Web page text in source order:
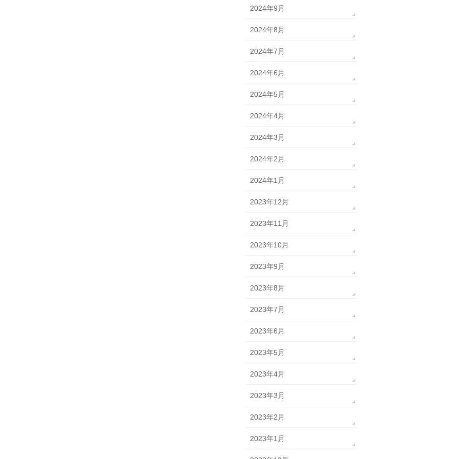
2024年9月
2024年8月
2024年7月
2024年6月
2024年5月
2024年4月
2024年3月
2024年2月
2024年1月
2023年12月
2023年11月
2023年10月
2023年9月
2023年8月
2023年7月
2023年6月
2023年5月
2023年4月
2023年3月
2023年2月
2023年1月